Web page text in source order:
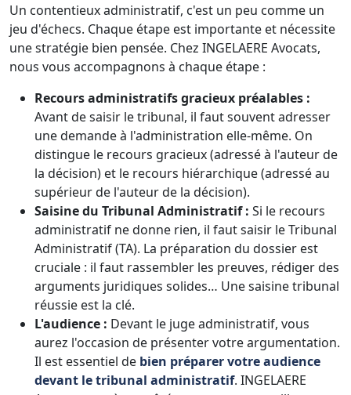
Un contentieux administratif, c'est un peu comme un
jeu d'échecs. Chaque étape est importante et nécessite
une stratégie bien pensée. Chez INGELAERE Avocats,
nous vous accompagnons à chaque étape :
Recours administratifs gracieux préalables :
Avant de saisir le tribunal, il faut souvent adresser
une demande à l'administration elle-même. On
distingue le recours gracieux (adressé à l'auteur de
la décision) et le recours hiérarchique (adressé au
supérieur de l'auteur de la décision).
Saisine du Tribunal Administratif : Si le recours
administratif ne donne rien, il faut saisir le Tribunal
Administratif (TA). La préparation du dossier est
cruciale : il faut rassembler les preuves, rédiger des
arguments juridiques solides… Une saisine tribunal
réussie est la clé.
L'audience : Devant le juge administratif, vous
aurez l'occasion de présenter votre argumentation.
Il est essentiel de bien préparer votre audience
devant le tribunal administratif. INGELAERE